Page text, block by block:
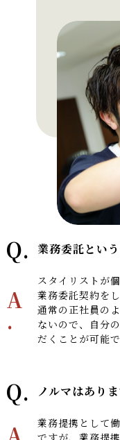
Q. 業務委託とい
A
.
スタイリストが
業務委託契約をし
通常の正社員の
ないので、自分
だくことが可能で
Q. ノルマはあり
業務提携として
ですが、業務提